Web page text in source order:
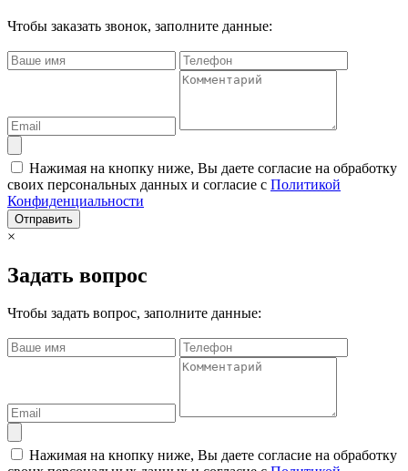
Чтобы заказать звонок, заполните данные:
Нажимая на кнопку ниже, Вы даете согласие на обработку
своих персональных данных и согласие с Политикой
Конфиденциальности
Отправить
×
Задать вопрос
Чтобы задать вопрос, заполните данные:
Нажимая на кнопку ниже, Вы даете согласие на обработку